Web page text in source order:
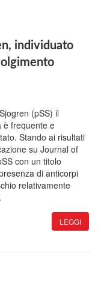
individuato
(pSS) il
è frequente e
Stando ai risultati
su Journal of
con un titolo
di anticorpi
relativamente
LEGGI